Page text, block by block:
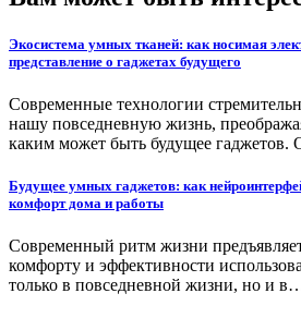
Экосистема умных тканей: как носимая
представление о гаджетах будущего
Современные технологии
нашу повседневную жизнь,
каким может быть будущее
Будущее умных гаджетов: как
комфорт дома и работы
Современный ритм жизни
комфорту и эффективности
только в повседневной жизни, но и